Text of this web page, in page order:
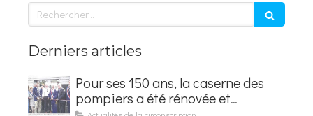
Rechercher
Derniers articles
Pour ses 150 ans, la caserne des
pompiers a été rénovée et